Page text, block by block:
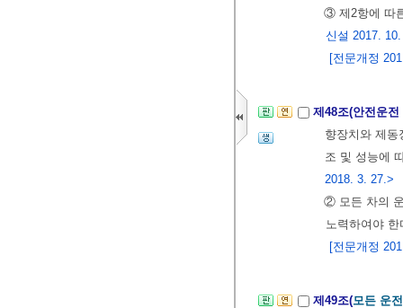
③ 제2항에 따
신설 2017.
[전문개정
제48조(안전운
향장치와 제
조 및 성능에
2018. 3. 27.>
② 모든 차의
노력하여야 한
[전문개정
제49조(모든 운